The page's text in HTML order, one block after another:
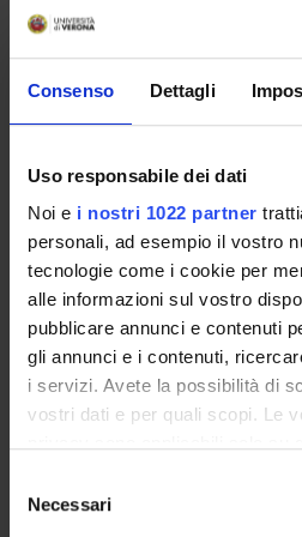
Consenso Dettagli
Uso responsabile dei dati
Noi e i nostri 1022 partner
personali, ad esempio il vostro
tecnologie come i cookie per
alle informazioni sul vostro
pubblicare annunci e contenuti
gli annunci e i contenuti,
i servizi. Avete la possibilità di
vostri dati e per quali scopi. Le
modificare o revocare il proprio
momento dalla Dichiarazione
delNecessari
Presentazione
Come iscriversi e Requisiti di
Organi collegiali e di governo
Rete formativa
Servizio Studenti
OFFERTA FORMATIVA